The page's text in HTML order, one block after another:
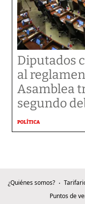
Diputados
al
Asamblea
segundo
POLÍTICA
¿Quiénes somos?
Puntos de